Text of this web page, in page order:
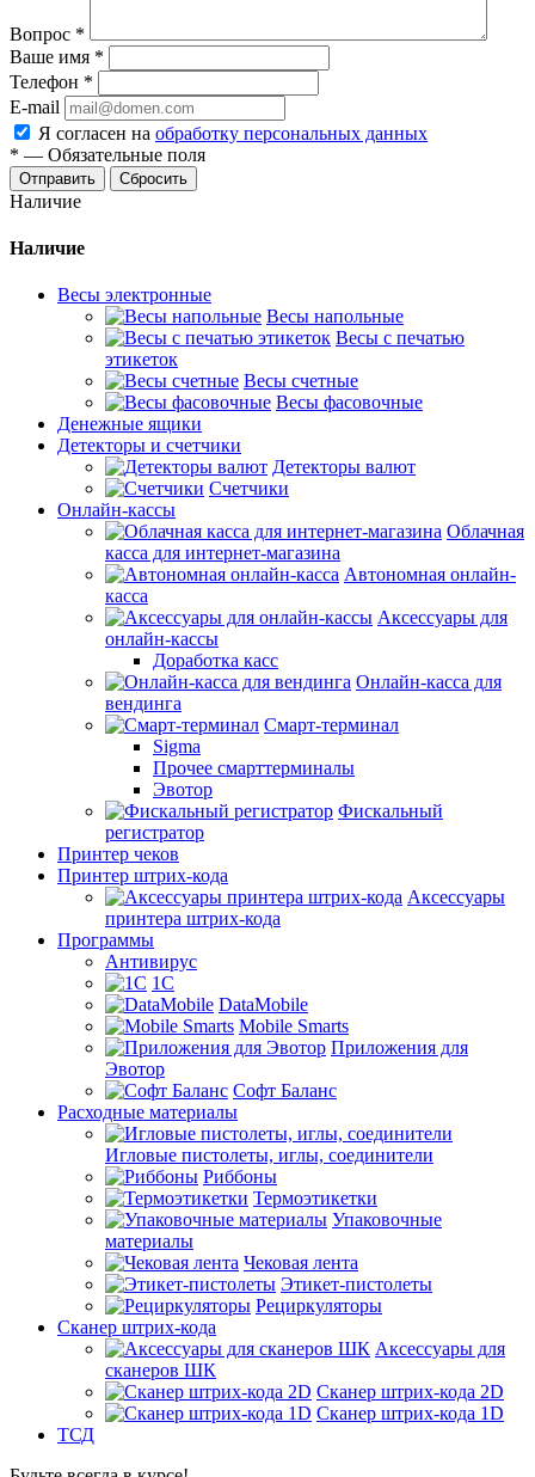
Вопрос *
Ваше имя *
Телефон *
E-mail
Я согласен на обработку персональных данных
* — Обязательные поля
Сбросить
Наличие
Наличие
Весы электронные
Весы напольные
Весы с печатью
этикеток
Весы счетные
Весы фасовочные
Денежные ящики
Детекторы и счетчики
Детекторы валют
Счетчики
Онлайн-кассы
Облачная
касса для интернет-магазина
Автономная онлайн-
касса
Аксессуары для
онлайн-кассы
Доработка касс
Онлайн-касса для
вендинга
Смарт-терминал
Sigma
Прочее смарттерминалы
Эвотор
Фискальный
регистратор
Принтер чеков
Принтер штрих-кода
Аксессуары
принтера штрих-кода
Программы
Антивирус
1С
DataMobile
Mobile Smarts
Приложения для
Эвотор
Софт Баланс
Расходные материалы
Игловые пистолеты, иглы, соединители
Риббоны
Термоэтикетки
Упаковочные
материалы
Чековая лента
Этикет-пистолеты
Рециркуляторы
Сканер штрих-кода
Аксессуары для
сканеров ШК
Сканер штрих-кода 2D
Сканер штрих-кода 1D
ТСД